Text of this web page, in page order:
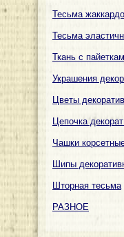
Тесьма
Тесьма
Ткань с
Украшения
Цветы
Цепочка
Чашки
Шипы
Шторная тесьма
РАЗНОЕ